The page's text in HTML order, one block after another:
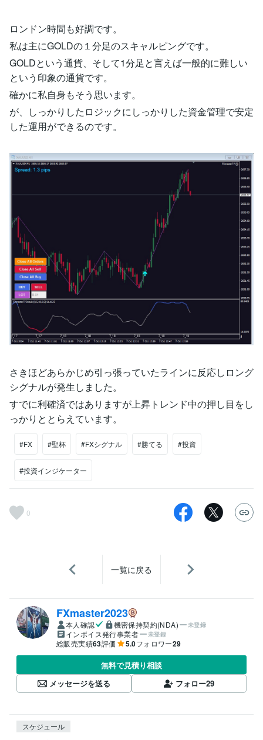
ロンドン時間も好調です。
私は主にGOLDの１分足のスキャルピングです。
GOLDという通貨、そして1分足と言えば一般的に難しい
という印象の通貨です。
確かに私自身もそう思います。
が、しっかりしたロジックにしっかりした資金管理で安定
した運用ができるのです。
さきほどあらかじめ引っ張っていたラインに反応しロング
シグナルが発生しました。
すでに利確済ではありますが上昇トレンド中の押し目をし
っかりととらえています。
#FX #聖杯 #FXシグナル #勝てる #投資
#投資インジケーター
0
一覧に戻る
FXmaster2023
本人確認 機密保持契約(NDA) 未登録
インボイス発行事業者 未登録
総販売実績63評価 5.0フォロワー29
無料で見積り相談
メッセージを送る
フォロー29
スケジュール